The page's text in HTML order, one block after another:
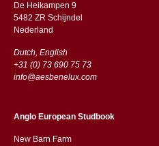
De Heikampen 9
5482 ZR Schijndel
​​Nederland
Dutch, English
+31 (0) 73 690 75 73
info@aesbenelux.com
Anglo European Studbook
New Barn Farm